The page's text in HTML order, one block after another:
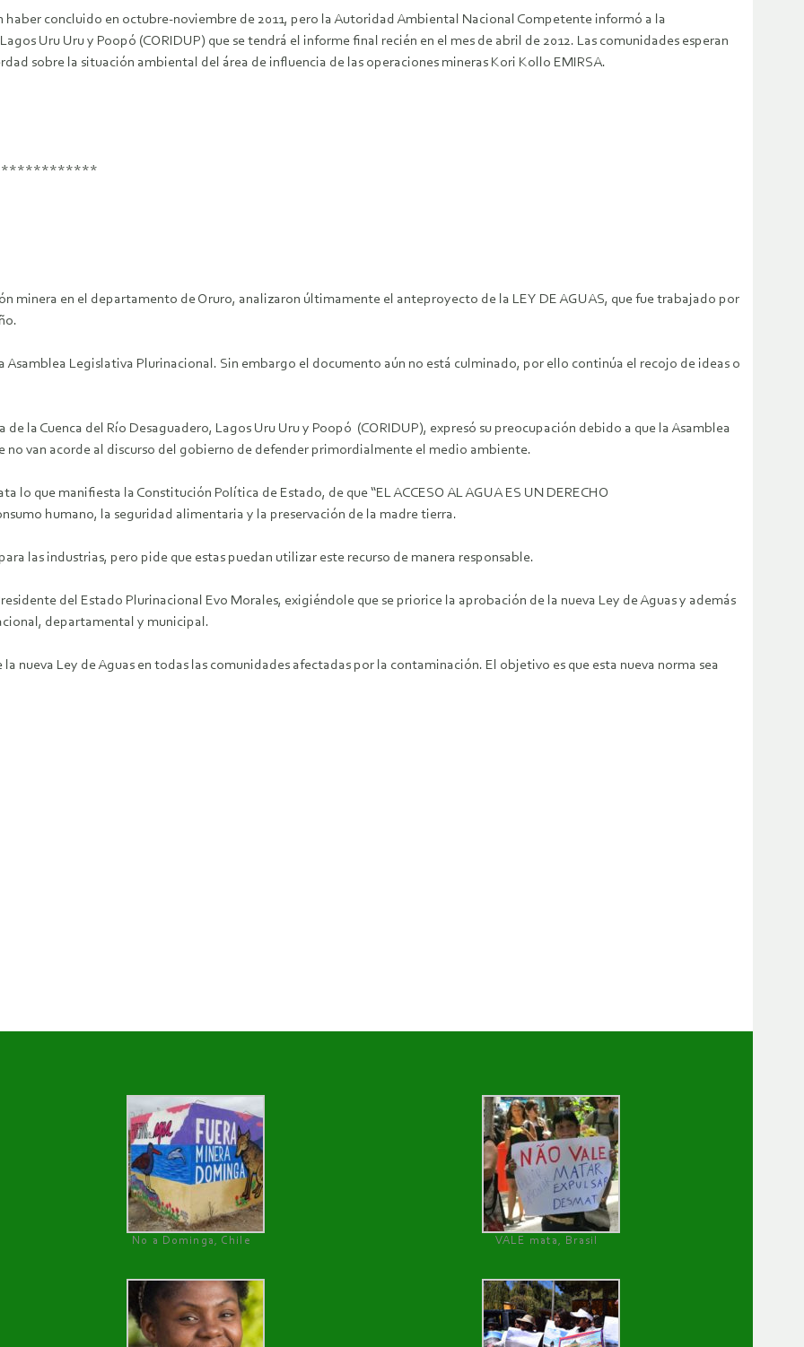
concluido en octubre-noviembre de 2011, pero la Autoridad Ambiental Nacional Competente informó a la
Uru Uru y Poopó (CORIDUP) que se tendrá el informe final recién en el mes de abril de 2012. Las comunidades esperan
sobre la situación ambiental del área de influencia de las operaciones mineras Kori Kollo EMIRSA.
minera en el departamento de Oruro, analizaron últimamente el anteproyecto de la LEY DE AGUAS, que fue trabajado por
Asamblea Legislativa Plurinacional. Sin embargo el documento aún no está culminado, por ello continúa el recojo de ideas o
la Cuenca del Río Desaguadero, Lagos Uru Uru y Poopó (CORIDUP), expresó su preocupación debido a que la Asamblea
no van acorde al discurso del gobierno de defender primordialmente el medio ambiente.
lo que manifiesta la Constitución Política de Estado, de que “EL ACCESO AL AGUA ES UN DERECHO
humano, la seguridad alimentaria y la preservación de la madre tierra.
las industrias, pero pide que estas puedan utilizar este recurso de manera responsable.
del Estado Plurinacional Evo Morales, exigiéndole que se priorice la aprobación de la nueva Ley de Aguas y además
departamental y municipal.
nueva Ley de Aguas en todas las comunidades afectadas por la contaminación. El objetivo es que esta nueva norma sea
No a Dominga, Chile
VALE mata, Brasil